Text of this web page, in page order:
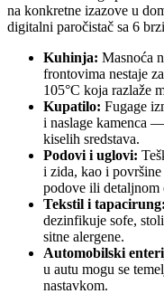
na konkretne izazove u
digitalni paročistač sa 6
Kuhinja: Masnoća
frontovima nestaje
105°C koja razlaže
Kupatilo: Fugage
i naslage kamenca
kiselih sredstava.
Podovi i uglovi:
i zida, kao i površine
podove ili detaljnom
Tekstil i tapacirung:
dezinfikuje sofe,
sitne alergene.
Automobilski
u autu mogu se
nastavkom.